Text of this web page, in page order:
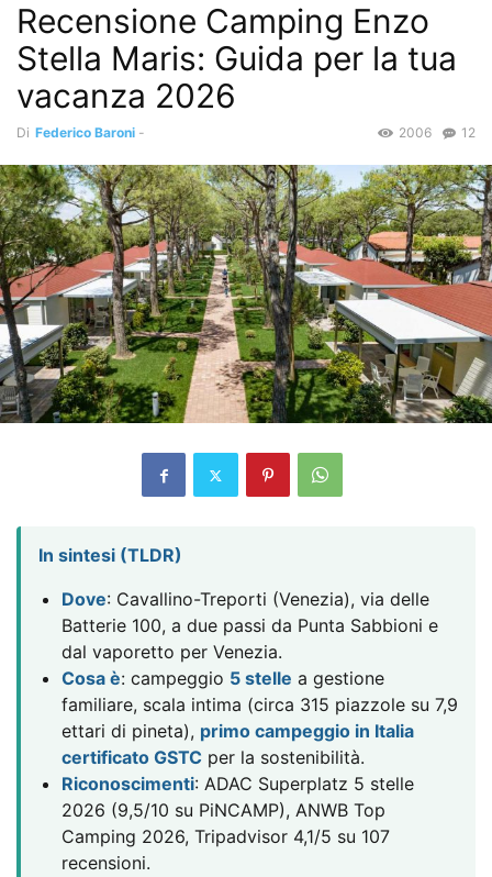
Recensione Camping Enzo
Stella Maris: Guida per la tua
vacanza 2026
Di Federico Baroni - 12
2006
In sintesi (TLDR)
Dove: Cavallino-Treporti (Venezia), via delle
Batterie 100, a due passi da Punta Sabbioni e
dal vaporetto per Venezia.
Cosa è: campeggio 5 stelle a gestione
familiare, scala intima (circa 315 piazzole su 7,9
ettari di pineta), primo campeggio in Italia
certificato GSTC per la sostenibilità.
Riconoscimenti: ADAC Superplatz 5 stelle
2026 (9,5/10 su PiNCAMP), ANWB Top
Camping 2026, Tripadvisor 4,1/5 su 107
recensioni.